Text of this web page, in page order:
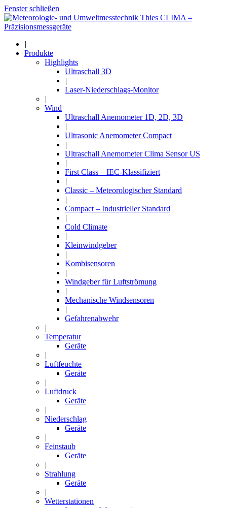
Fenster schließen
|
Produkte
Highlights
Ultraschall 3D
|
Laser-Niederschlags-Monitor
|
Wind
Ultraschall Anemometer 1D, 2D, 3D
|
Ultrasonic Anemometer Compact
|
Ultraschall Anemometer Clima Sensor US
|
First Class – IEC-Klassifiziert
|
Classic – Meteorologischer Standard
|
Compact – Industrieller Standard
|
Cold Climate
|
Kleinwindgeber
|
Kombisensoren
|
Windgeber für Luftströmung
|
Mechanische Windsensoren
|
Gefahrenabwehr
|
Temperatur
Geräte
|
Luftfeuchte
Geräte
|
Luftdruck
Geräte
|
Niederschlag
Geräte
|
Feinstaub
Geräte
|
Strahlung
Geräte
|
Wetterstationen